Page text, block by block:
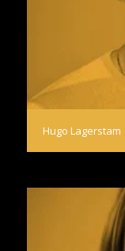
Hugo Lagerstam